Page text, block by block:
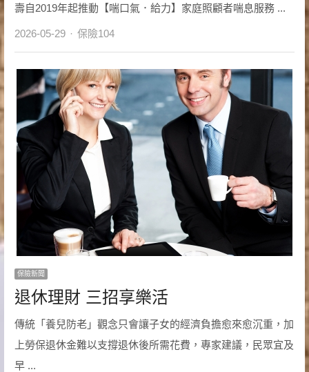
壽自2019年起推動【喘口氣．給力】家庭照顧者喘息服務 ...
2026-05-29 Author
保險104
保險新聞
退休理財 三招享樂活
傳統「養兒防老」觀念只會讓子女的經濟負擔愈來愈沉重，加
上勞保退休金難以支撐退休後所需花費，專家建議，民眾宜及
早 ...